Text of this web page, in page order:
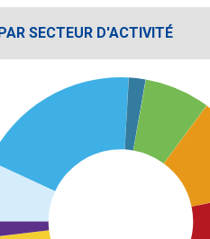
SECTEUR D'ACTIVITÉ